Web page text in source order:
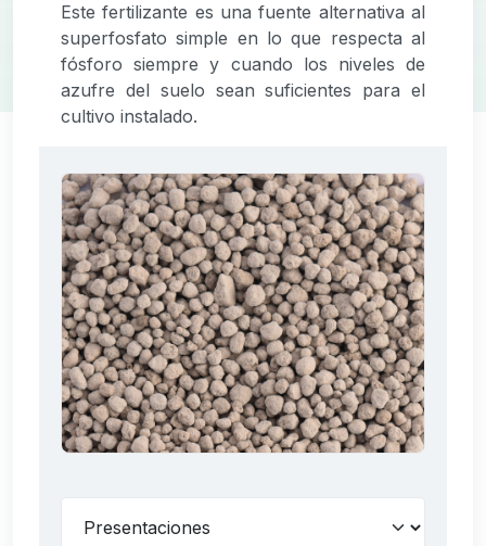
Este fertilizante es una fuente alternativa al
superfosfato simple en lo que respecta al
fósforo siempre y cuando los niveles de
azufre del suelo sean suficientes para el
cultivo instalado.